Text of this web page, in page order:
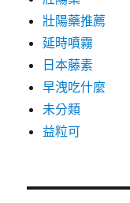
壯陽藥推薦
延時噴霧
日本藤素
早洩吃什麼
未分類
益粒可